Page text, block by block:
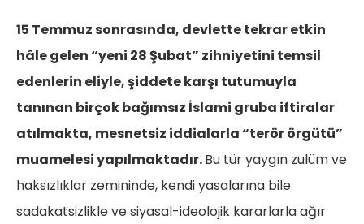
15 Temmuz sonrasında, devlette tekrar etkin
hâle gelen “yeni 28 Şubat” zihniyetini temsil
edenlerin eliyle, şiddete karşı tutumuyla
tanınan birçok bağımsız İslami gruba iftiralar
atılmakta, mesnetsiz iddialarla “terör örgütü”
muamelesi yapılmaktadır.Bu tür yaygın zulüm ve
haksızlıklar zemininde, kendi yasalarına bile
sadakatsizlikle ve siyasal-ideolojik kararlarla ağır